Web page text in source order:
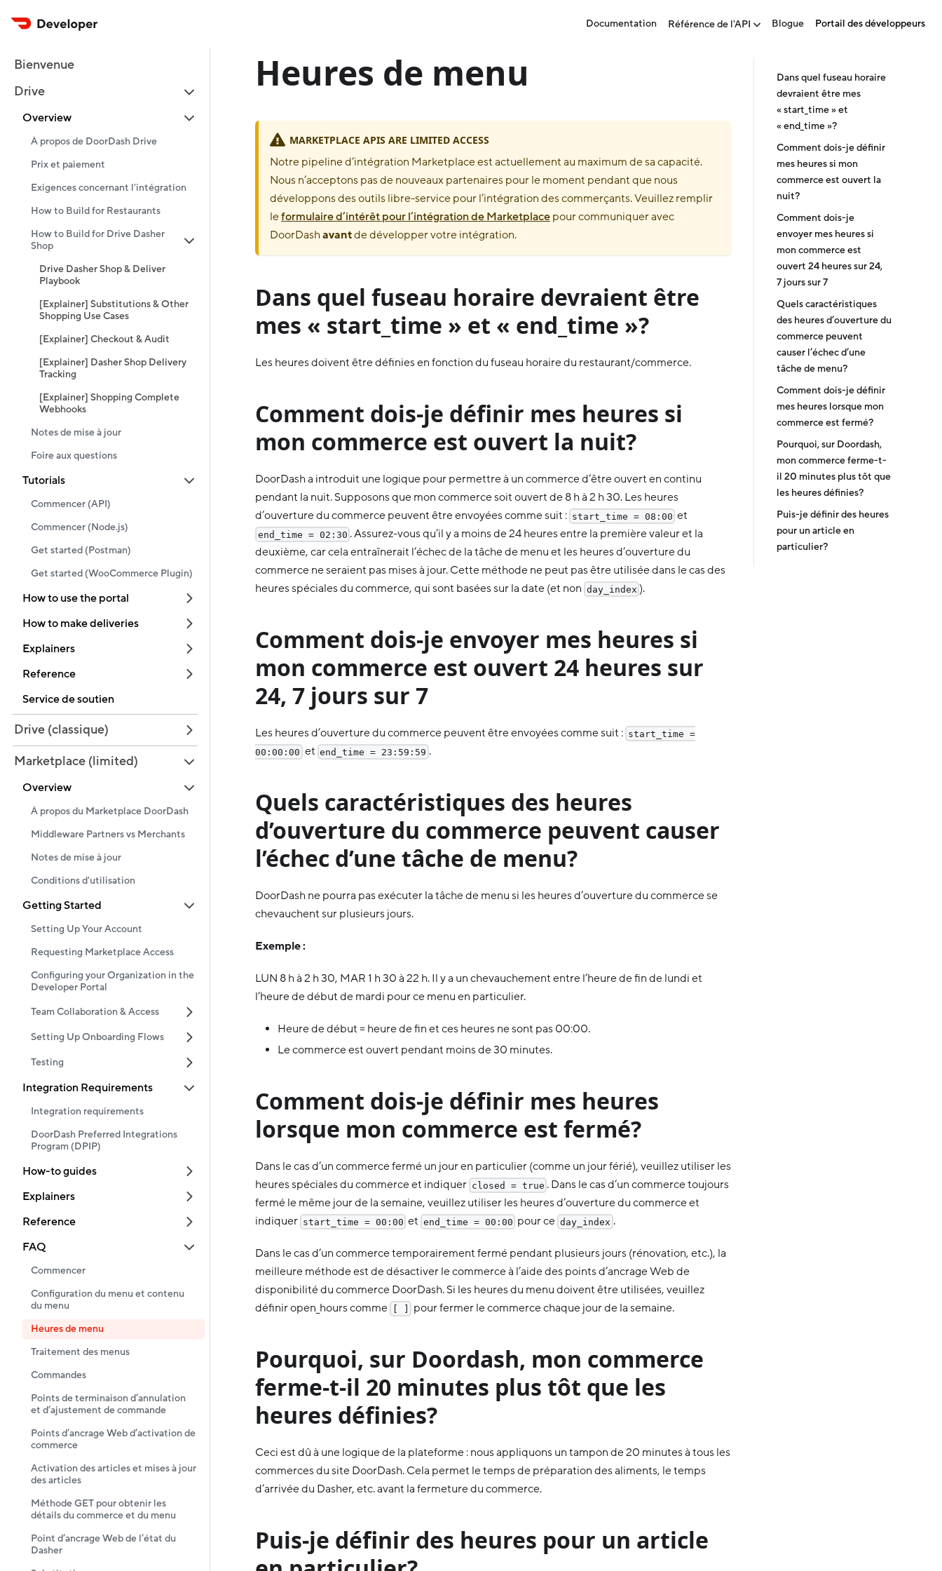
Documentation Référence de l'API Blogue Portail des développeurs
Bienvenue
Drive
Overview
À propos de DoorDash Drive
Prix et paiement
Exigences concernant l'intégration
How to Build for Restaurants
How to Build for Drive Dasher
Shop
Drive Dasher Shop & Deliver
Playbook
[Explainer] Substitutions & Other
Shopping Use Cases
[Explainer] Checkout & Audit
[Explainer] Dasher Shop Delivery
Tracking
[Explainer] Shopping Complete
Webhooks
Notes de mise à jour
Foire aux questions
Tutorials
Commencer (API)
Commencer (Node.js)
Get started (Postman)
Get started (WooCommerce Plugin)
How to use the portal
How to make deliveries
Explainers
Reference
Service de soutien
Drive (classique)
Marketplace (limited)
Overview
À propos du Marketplace DoorDash
Middleware Partners vs Merchants
Notes de mise à jour
Conditions d'utilisation
Getting Started
Setting Up Your Account
Requesting Marketplace Access
Configuring your Organization in the
Developer Portal
Team Collaboration & Access
Setting Up Onboarding Flows
Testing
Integration Requirements
Integration requirements
DoorDash Preferred Integrations
Program (DPIP)
How-to guides
Explainers
Reference
FAQ
Commencer
Configuration du menu et contenu
du menu
Heures de menu
Traitement des menus
Commandes
Points de terminaison d’annulation
et d’ajustement de commande
Points d’ancrage Web d’activation de
commerce
Activation des articles et mises à jour
des articles
Méthode GET pour obtenir les
détails du commerce et du menu
Point d’ancrage Web de l’état du
Dasher
Heures de menu
MARKETPLACE APIS ARE LIMITED ACCESS
Notre pipeline d’intégration Marketplace est actuellement au maximum de sa capacité.
Nous n’acceptons pas de nouveaux partenaires pour le moment pendant que nous
développons des outils libre-service pour l’intégration des commerçants. Veuillez remplir
leformulaire d’intérêt pour l’intégration de Marketplace pour communiquer avec
DoorDash avantde développer votre intégration.
Dans quel fuseau horaire devraient être
mes « start_time » et « end_time »?
Les heures doivent être définies en fonction du fuseau horaire du restaurant/commerce.
Comment dois-je définir mes heures si
mon commerce est ouvert la nuit?
DoorDash a introduit une logique pour permettre à un commerce d’être ouvert en continu
pendant la nuit. Supposons que mon commerce soit ouvert de 8 h à 2 h 30. Les heures
d’ouverture du commerce peuvent être envoyées comme suit : start_time = 08:00 et
end_time = 02:30 . Assurez-vous qu’il y a moins de 24 heures entre la première valeur et la
deuxième, car cela entraînerait l’échec de la tâche de menu et les heures d’ouverture du
commerce ne seraient pas mises à jour. Cette méthode ne peut pas être utilisée dans le cas des
heures spéciales du commerce, qui sont basées sur la date (et non day_index ).
Comment dois-je envoyer mes heures si
mon commerce est ouvert 24 heures sur
24, 7 jours sur 7
Les heures d’ouverture du commerce peuvent être envoyées comme suit : start_time =
00:00:00 et end_time = 23:59:59 .
Quels caractéristiques des heures
d’ouverture du commerce peuvent causer
l’échec d’une tâche de menu?
DoorDash ne pourra pas exécuter la tâche de menu si les heures d’ouverture du commerce se
chevauchent sur plusieurs jours.
Exemple :
LUN 8 h à 2 h 30, MAR 1 h 30 à 22 h. Il y a un chevauchement entre l’heure de fin de lundi et
l’heure de début de mardi pour ce menu en particulier.
Heure de début = heure de fin et ces heures ne sont pas 00:00.
Le commerce est ouvert pendant moins de 30 minutes.
Comment dois-je définir mes heures
lorsque mon commerce est fermé?
Dans le cas d’un commerce fermé un jour en particulier (comme un jour férié), veuillez utiliser les
heures spéciales du commerce et indiquer closed = true . Dans le cas d’un commerce toujours
fermé le même jour de la semaine, veuillez utiliser les heures d’ouverture du commerce et
indiquer start_time = 00:00 et end_time = 00:00 pour ce day_index .
Dans le cas d’un commerce temporairement fermé pendant plusieurs jours (rénovation, etc.), la
meilleure méthode est de désactiver le commerce à l’aide des points d’ancrage Web de
disponibilité du commerce DoorDash. Si les heures du menu doivent être utilisées, veuillez
définir open_hours comme
pour fermer le commerce chaque jour de la semaine.
Pourquoi, sur Doordash, mon commerce
ferme-t-il 20 minutes plus tôt que les
heures définies?
Ceci est dû à une logique de la plateforme : nous appliquons un tampon de 20 minutes à tous les
commerces du site DoorDash. Cela permet le temps de préparation des aliments, le temps
d’arrivée du Dasher, etc. avant la fermeture du commerce.
Puis-je définir des heures pour un article
Dans quel fuseau horaire
devraient être mes
« start_time » et
« end_time »?
Comment dois-je définir
mes heures si mon
commerce est ouvert la
nuit?
Comment dois-je
envoyer mes heures si
mon commerce est
ouvert 24 heures sur 24,
7 jours sur 7
Quels caractéristiques
des heures d’ouverture du
commerce peuvent
causer l’échec d’une
tâche de menu?
Comment dois-je définir
mes heures lorsque mon
commerce est fermé?
Pourquoi, sur Doordash,
mon commerce ferme-t-
il 20 minutes plus tôt que
les heures définies?
Puis-je définir des heures
pour un article en
particulier?